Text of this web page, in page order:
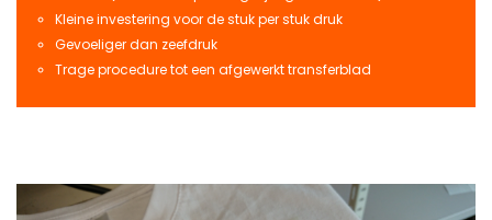
Kleine investering voor de stuk per stuk druk
Gevoeliger dan zeefdruk
Trage procedure tot een afgewerkt transferblad